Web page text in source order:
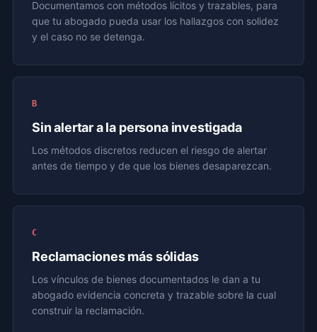
Documentamos con métodos lícitos y trazables, para
que tu abogado pueda usar los hallazgos con solidez
y el caso no se detenga.
B
Sin alertar a la persona investigada
Los métodos discretos reducen el riesgo de alertar
antes de tiempo y de que los bienes desaparezcan.
C
Reclamaciones más sólidas
Los vínculos de bienes documentados le dan a tu
abogado evidencia concreta y trazable sobre la cual
construir la reclamación.